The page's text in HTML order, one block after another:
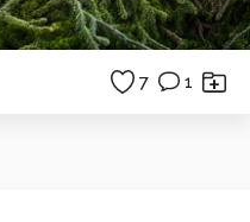
7 1